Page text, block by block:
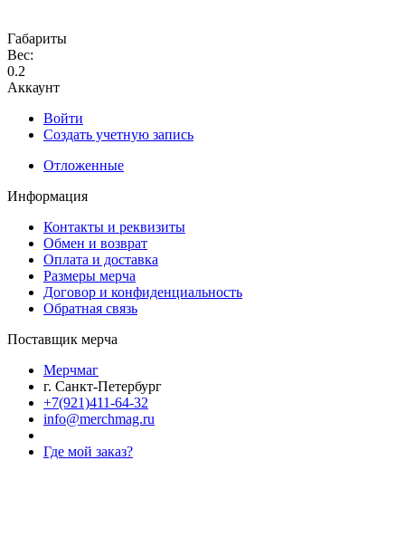
Габариты
Вес:
0.2
Аккаунт
Войти
Создать учетную запись
Отложенные
Информация
Контакты и реквизиты
Обмен и возврат
Оплата и доставка
Размеры мерча
Договор и конфиденциальность
Обратная связь
Поставщик мерча
Мерчмаг
г. Санкт-Петербург
+7(921)411-64-32
info@merchmag.ru
Где мой заказ?